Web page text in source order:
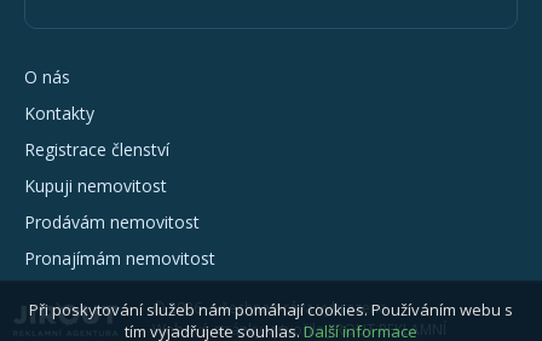
O nás
Kontakty
Registrace členství
Kupuji nemovitost
Prodávám nemovitost
Pronajímám nemovitost
© 2026 - všechna práva vyhrazena
Webové stránky vytvořila JIROUT REKLAMNÍ
Při poskytování služeb nám pomáhají cookies. Používáním webu s
tím vyjadřujete souhlas. Další informace